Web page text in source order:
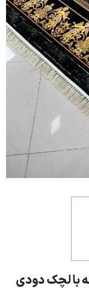
ورساچه با لچک دودی